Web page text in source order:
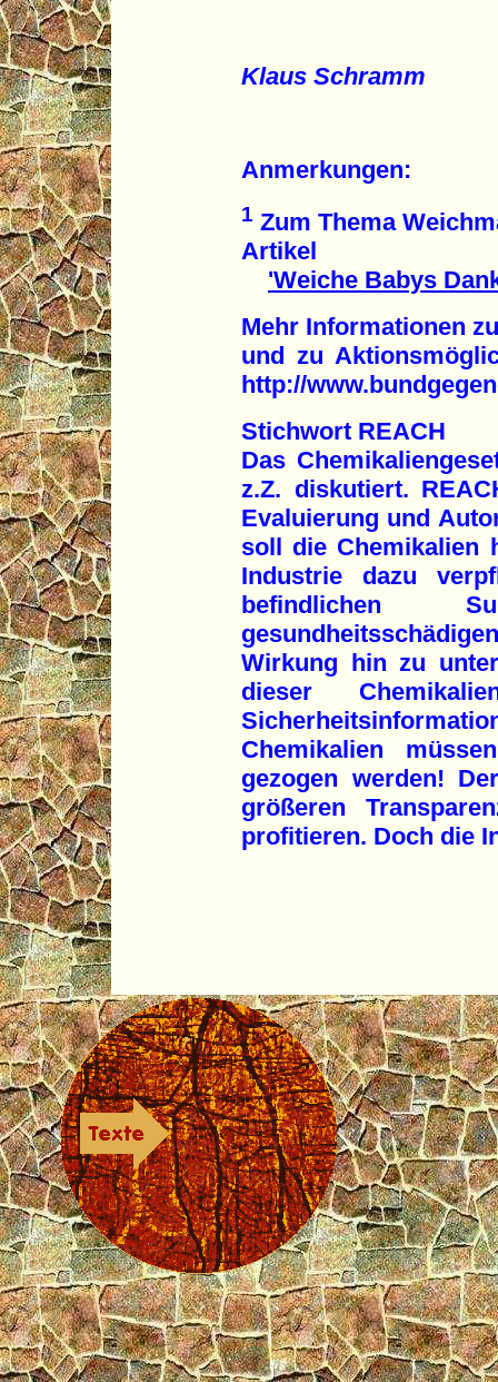
Klaus Schramm
Anmerkungen:
1 Zum Thema
Artikel
'Weiche Babys
Mehr Informationen
und zu
http://
Stichwort REACH
Das
z.Z. diskutiert.
Evaluierung und
soll die Chemikalien
Industrie dazu
befindlichen
Wirkung hin zu
dieser
Chemikalien
gezogen werden!
größeren
profitieren. Doch die